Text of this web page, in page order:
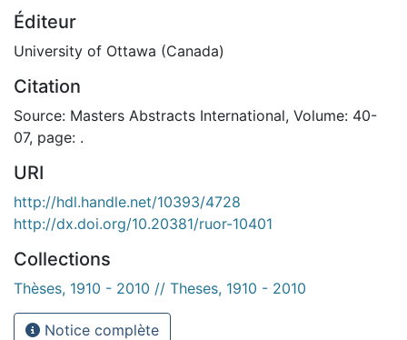
Éditeur
University of Ottawa (Canada)
Citation
Source: Masters Abstracts International, Volume: 40-
07, page: .
URI
http://hdl.handle.net/10393/4728
http://dx.doi.org/10.20381/ruor-10401
Collections
Thèses, 1910 - 2010 // Theses, 1910 - 2010
Notice complète